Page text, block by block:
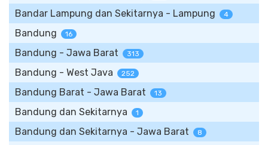
Bandar Lampung dan Sekitarnya - Lampung 4
Bandung 16
Bandung - Jawa Barat 313
Bandung - West Java 252
Bandung Barat - Jawa Barat 13
Bandung dan Sekitarnya 1
Bandung dan Sekitarnya - Jawa Barat 8